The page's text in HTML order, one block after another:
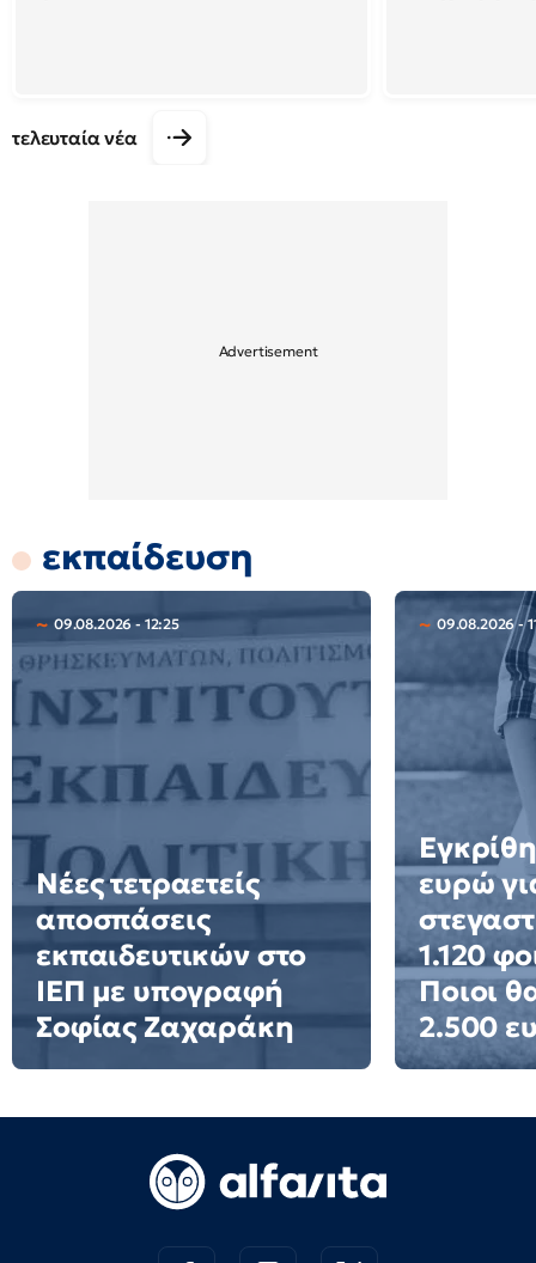
τελευταία νέα
εκπαίδευση
09.08.2026 - 12:25
Νέες τετραετείς
αποσπάσεις
εκπαιδευτικών στο
ΙΕΠ με υπογραφή
Σοφίας Ζαχαράκη
09.08.2026 -
ευρώ
1.120
Ποιοι
2.500